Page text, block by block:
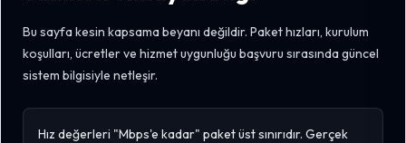
Bu sayfa kesin kapsama beyanı değildir. Paket hızları, kurulum
koşulları, ücretler ve hizmet uygunluğu başvuru sırasında güncel
sistem bilgisiyle netleşir.
Hız değerleri "Mbps'e kadar" paket üst sınırıdır. Gerçek